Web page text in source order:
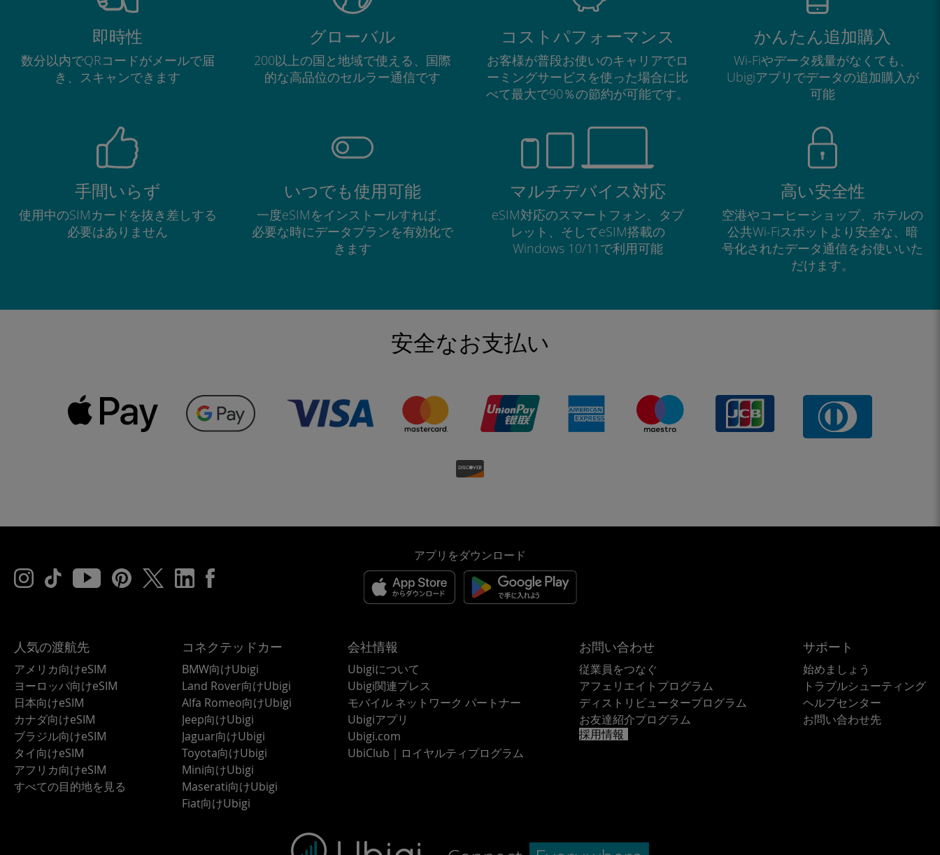
即時性
数分以内でQRコードがメールで届
き、スキャンできます
グローバル
200以上の国と地域で使える、国際
的な高品位のセルラー通信です
コストパフォーマンス
お客様が普段お使いのキャリアでロ
ーミングサービスを使った場合に比
べて最大で90％の節約が可能です。
かんたん追加購入
Wi-Fiやデータ残量がなくても、
Ubigiアプリでデータの追加購入が
可能
手間いらず
使用中のSIMカードを抜き差しする
必要はありません
いつでも使用可能
一度eSIMをインストールすれば、
必要な時にデータプランを有効化で
きます
マルチデバイス対応
eSIM対応のスマートフォン、タブ
レット、そしてeSIM搭載の
Windows 10/11で利用可能
高い安全性
空港やコーヒーショップ、ホテルの
公共Wi-Fiスポットより安全な、暗
号化されたデータ通信をお使いいた
だけます。
安全なお支払い
アプリをダウンロード
人気の渡航先
アメリカ向けeSIM
ヨーロッパ向けeSIM
日本向けeSIM
カナダ向けeSIM
ブラジル向けeSIM
タイ向けeSIM
アフリカ向けeSIM
すべての目的地を見る
コネクテッドカー
BMW向けUbigi
Land Rover向けUbigi
Alfa Romeo向けUbigi
Jeep向けUbigi
Jaguar向けUbigi
Toyota向けUbigi
Mini向けUbigi
Maserati向けUbigi
Fiat向けUbigi
会社情報
Ubigiについて
Ubigi関連プレス
モバイル ネットワーク パートナー
Ubigiアプリ
Ubigi.com
UbiClub｜ロイヤルティプログラム
お問い合わせ
従業員をつなぐ
アフェリエイトプログラム
ディストリビュータープログラム
お友達紹介プログラム
採用情報
サポート
始めましょう
トラブルシューティング
ヘルプセンター
お問い合わせ先